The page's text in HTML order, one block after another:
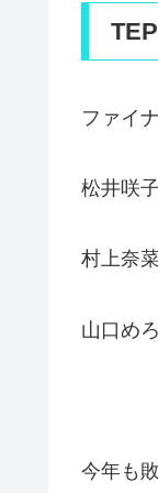
ファイ
松井咲子
村上奈菜
山口め
今年も